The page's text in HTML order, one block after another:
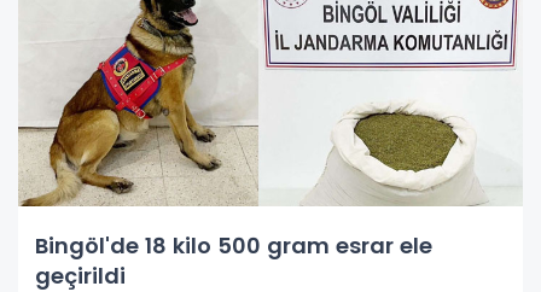
Bingöl'de 18 kilo 500 gram esrar ele
geçirildi